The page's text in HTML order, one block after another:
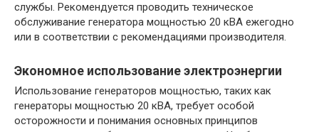
службы. Рекомендуется проводить техническое
обслуживание генератора мощностью 20 кВА ежегодно
или в соответствии с рекомендациями производителя.
Экономное использование электроэнергии
Использование генераторов мощностью, таких как
генераторы мощностью 20 кВА, требует особой
осторожности и понимания основных принципов